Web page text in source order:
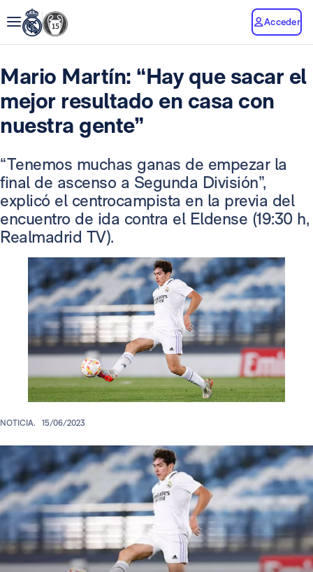
Acceder
Mario Martín: “Hay que sacar el
mejor resultado en casa con
nuestra gente”
“Tenemos muchas ganas de empezar la
final de ascenso a Segunda División”,
explicó el centrocampista en la previa del
encuentro de ida contra el Eldense (19:30 h,
Realmadrid TV).
NOTICIA. 15/06/2023